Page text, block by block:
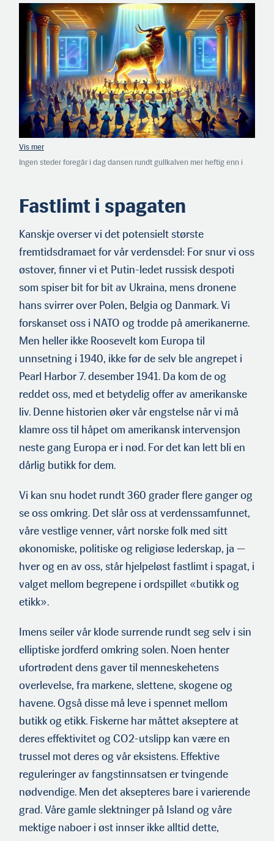
Ingen steder foregår i dag dansen rundt gullkalven mer heftig enn i
Fastlimt i spagaten
Kanskje overser vi det potensielt største
fremtidsdramaet for vår verdensdel: For snur vi oss
østover, finner vi et Putin-ledet russisk despoti
som spiser bit for bit av Ukraina, mens dronene
hans svirrer over Polen, Belgia og Danmark. Vi
forskanset oss i NATO og trodde på amerikanerne.
Men heller ikke Roosevelt kom Europa til
unnsetning i 1940, ikke før de selv ble angrepet i
Pearl Harbor 7. desember 1941. Da kom de og
reddet oss, med et betydelig offer av amerikanske
liv. Denne historien øker vår engstelse når vi må
klamre oss til håpet om amerikansk intervensjon
neste gang Europa er i nød. For det kan lett bli en
dårlig butikk for dem.
Vi kan snu hodet rundt 360 grader flere ganger og
se oss omkring. Det slår oss at verdenssamfunnet,
våre vestlige venner, vårt norske folk med sitt
økonomiske, politiske og religiøse lederskap, ja —
hver og en av oss, står hjelpeløst fastlimt i spagat, i
valget mellom begrepene i ordspillet «butikk og
etikk».
Imens seiler vår klode surrende rundt seg selv i sin
elliptiske jordferd omkring solen. Noen henter
ufortrødent dens gaver til menneskehetens
overlevelse, fra markene, slettene, skogene og
havene. Også disse må leve i spennet mellom
butikk og etikk. Fiskerne har måttet akseptere at
deres effektivitet og CO2-utslipp kan være en
trussel mot deres og vår eksistens. Effektive
reguleringer av fangstinnsatsen er tvingende
nødvendige. Men det aksepteres bare i varierende
grad. Våre gamle slektninger på Island og våre
mektige naboer i øst innser ikke alltid dette,